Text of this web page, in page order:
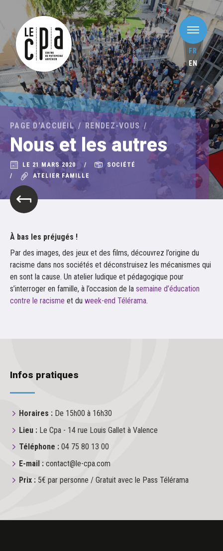
FR
EN
PAGE D'ACCUEIL RENDEZ-VOUS
Nous et les autres
LE 21 MARS 2020
SOCIÉTÉ
ATELIER FAMILLE
À bas les préjugés !
Par des images, des jeux et des films, découvrez l’origine du
racisme dans nos sociétés et déconstruisez les mécanismes qui
en sont la cause. Un atelier ludique et pédagogique pour
s’interroger en famille, à l’occasion de la semaine d’éducation
contre le racisme et du week-end Télérama.
Infos pratiques
Horaires : De 15h00 à 16h30
Lieu : Le Cpa - 14 rue Louis Gallet à Valence
Téléphone : 04 75 80 13 00
E-mail : contact@le-cpa.com
Prix : 5€ par personne / Gratuit avec le Pass Télérama